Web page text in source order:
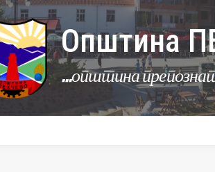
Општина
...општина